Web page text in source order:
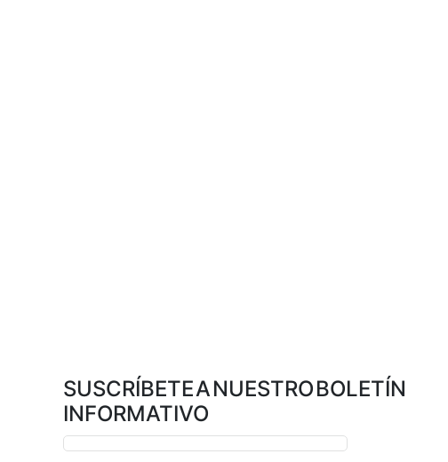
SUSCRÍBETE A NUESTRO BOLETÍN
INFORMATIVO